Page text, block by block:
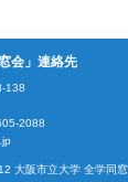
会」連絡先
138
2088
大阪市立大学 全学同